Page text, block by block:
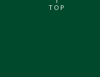
TOP